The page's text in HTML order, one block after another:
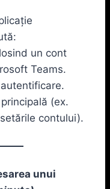
un cont
Teams.
(ex.
contului).
unui